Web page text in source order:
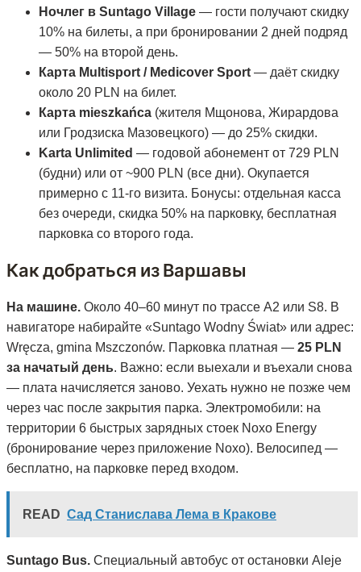
Ночлег в Suntago Village — гости получают скидку
10% на билеты, а при бронировании 2 дней подряд
— 50% на второй день.
Карта Multisport / Medicover Sport — даёт скидку
около 20 PLN на билет.
Карта mieszkańca (жителя Мщонова, Жирардова
или Гродзиска Мазовецкого) — до 25% скидки.
Karta Unlimited — годовой абонемент от 729 PLN
(будни) или от ~900 PLN (все дни). Окупается
примерно с 11-го визита. Бонусы: отдельная касса
без очереди, скидка 50% на парковку, бесплатная
парковка со второго года.
Как добраться из Варшавы
На машине. Около 40–60 минут по трассе A2 или S8. В
навигаторе набирайте «Suntago Wodny Świat» или адрес:
Wręcza, gmina Mszczonów. Парковка платная — 25 PLN
за начатый день. Важно: если выехали и въехали снова
— плата начисляется заново. Уехать нужно не позже чем
через час после закрытия парка. Электромобили: на
территории 6 быстрых зарядных стоек Noxo Energy
(бронирование через приложение Noxo). Велосипед —
бесплатно, на парковке перед входом.
READ Сад Станислава Лема в Кракове
Suntago Bus. Специальный автобус от остановки Aleje